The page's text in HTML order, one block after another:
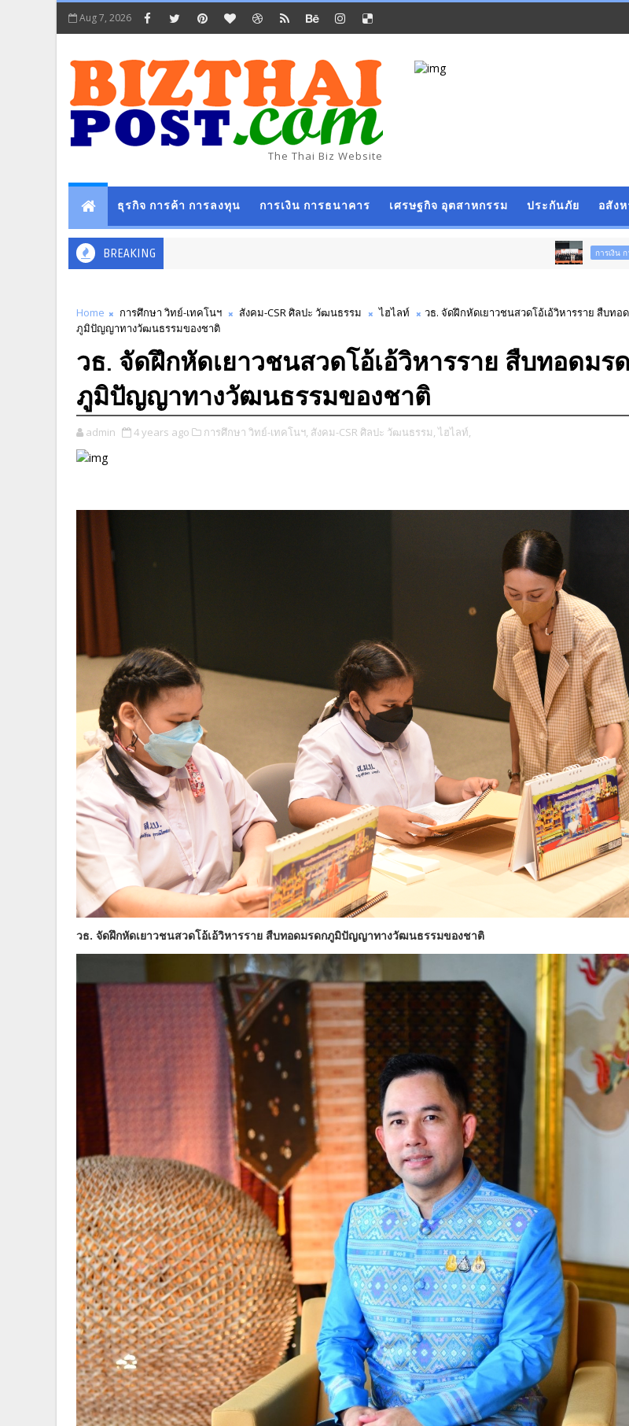
Aug 7, 2026
The Thai Biz Website
ธุรกิจ การค้า การลงทุน การเงิน การธนาคาร เศรษฐกิจ อุตสาหกรรม ประกันภัย อสัง
BREAKING การเงิน การธนาคาร สตาร์ท
Home การศึกษา วิทย์-เทคโนฯ สังคม-CSR ศิลปะ วัฒนธรรม ไฮไลท์
วธ. จัดฝึกหัดเยาวชนสวดโอ้เอ้วิหารราย สืบทอ
ภูมิปัญญาทางวัฒนธรรมของชาติ
วธ. จัดฝึกหัดเยาวชนสวดโอ้เอ้วิหารราย สืบทอดมร
ภูมิปัญญาทางวัฒนธรรมของชาติ
admin 4 years ago การศึกษา วิทย์-เทคโนฯ, สังคม-CSR ศิลปะ วัฒนธรรม, ไฮไลท์,
วธ. จัดฝึกหัดเยาวชนสวดโอ้เอ้วิหารราย สืบทอดมรดกภูมิปัญญาทางวัฒนธรรมของชาติ